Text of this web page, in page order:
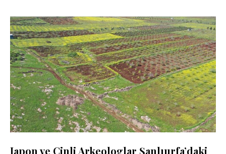
Japon ve Çinli Arkeologlar Şanlıurfa’daki